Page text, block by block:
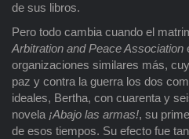
de sus libros.
Pero todo cambia cuando el
Arbitration and Peace Association
organizaciones similares más,
paz y contra la guerra los dos
ideales, Bertha, con cuarenta y
novela ¡Abajo las armas!, su
de esos tiempos. Su efecto fue